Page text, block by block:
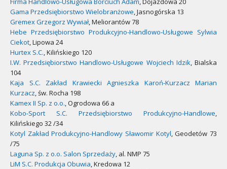
Gama Przedsiębiorstwo Wielobranżowe, Jasnogórska 13
Gremex Grzegorz Wywiał, Meliorantów 78
Hebe Przedsiębiorstwo Produkcyjno-Handlowo-Usługowe Sylwia
Ciekot, Lipowa 24
Hurtex S.C., Kilińskiego 120
I.W. Przedsiębiorstwo Handlowo-Usługowe Wojciech Idzik, Bialska
104
Kaja S.C. Zakład Krawiecki Agnieszka Karoń-Kurzacz Marian
Kurzacz, św. Rocha 198
Kamex II Sp. z o.o., Ogrodowa 66 a
Kobo-Sport S.C. Przedsiębiorstwo Produkcyjno-Handlowe,
Kilińskiego 32 /34
Kotyl Zakład Produkcyjno-Handlowy Sławomir Kotyl, Geodetów 73
/75
Laguna Sp. z o.o. Salon Sprzedaży, al. NMP 75
LiM S.C. Produkcja Obuwia, Kredowa 12